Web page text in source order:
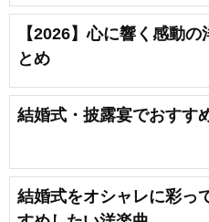
【2026】心に響く感動
とめ
結婚式・披露宴でおすす
結婚式をオシャレに彩っ